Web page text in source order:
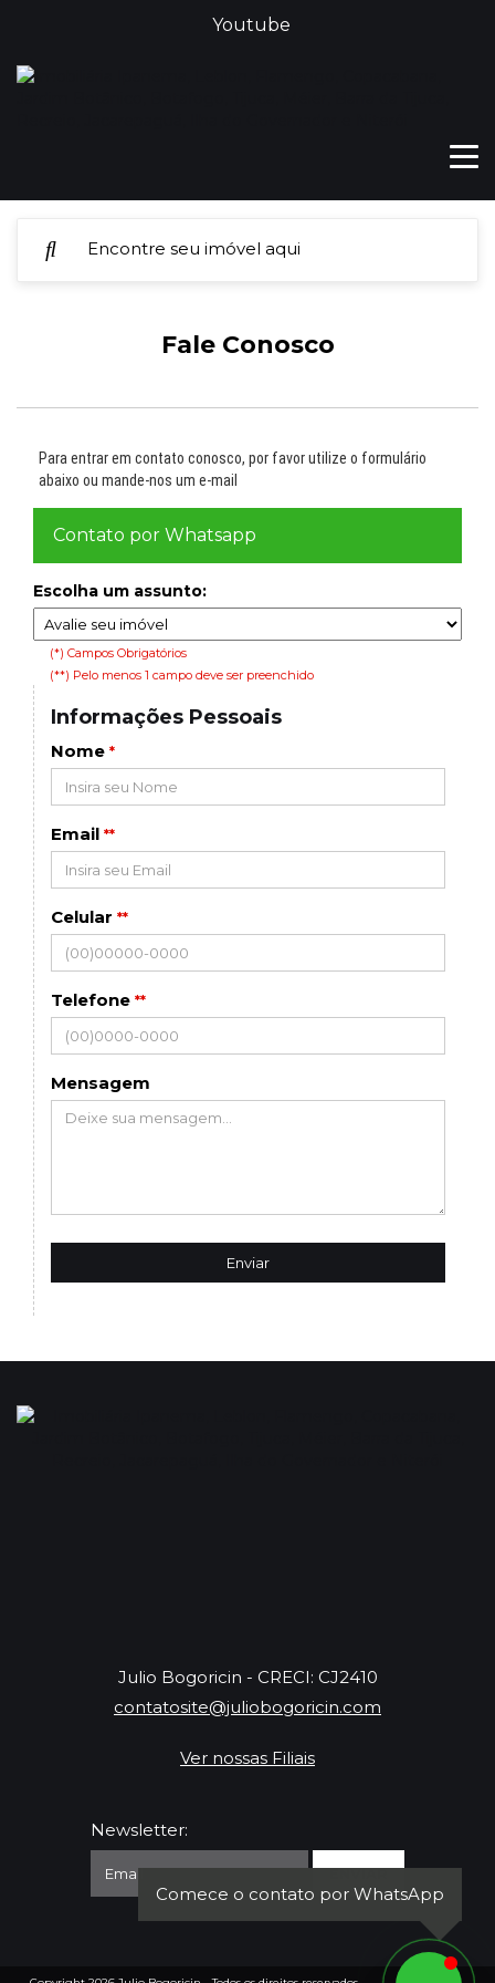
Youtube
Fale Conosco
Para entrar em contato conosco, por favor utilize o formulário
abaixo ou mande-nos um e-mail
Contato por Whatsapp
Escolha um assunto:
(*) Campos Obrigatórios
(**) Pelo menos 1 campo deve ser preenchido
Informações Pessoais
Nome *
Email **
Celular **
Telefone **
Mensagem
Enviar
Julio Bogoricin - CRECI: CJ2410
contatosite@juliobogoricin.com
Ver nossas Filiais
Newsletter:
Comece o contato por WhatsApp